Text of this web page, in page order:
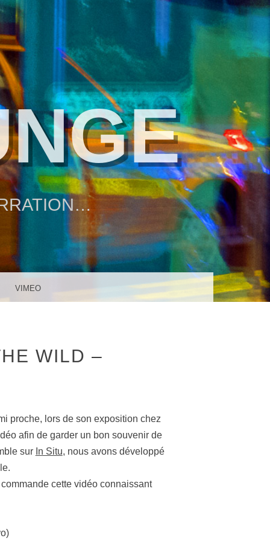
VIMEO
WILD –
proche, lors de son exposition chez
afin de garder un bon souvenir de
sur In Situ, nous avons développé
cette vidéo connaissant